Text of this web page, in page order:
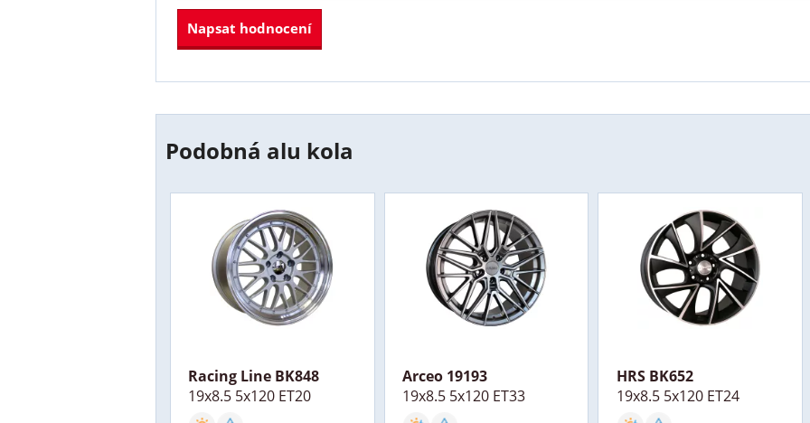
Napsat hodnocení
Podobná alu kola
Racing Line BK848
19x8.5 5x120 ET20
Arceo 19193
19x8.5 5x120 ET33
HRS BK652
19x8.5 5x120 ET24